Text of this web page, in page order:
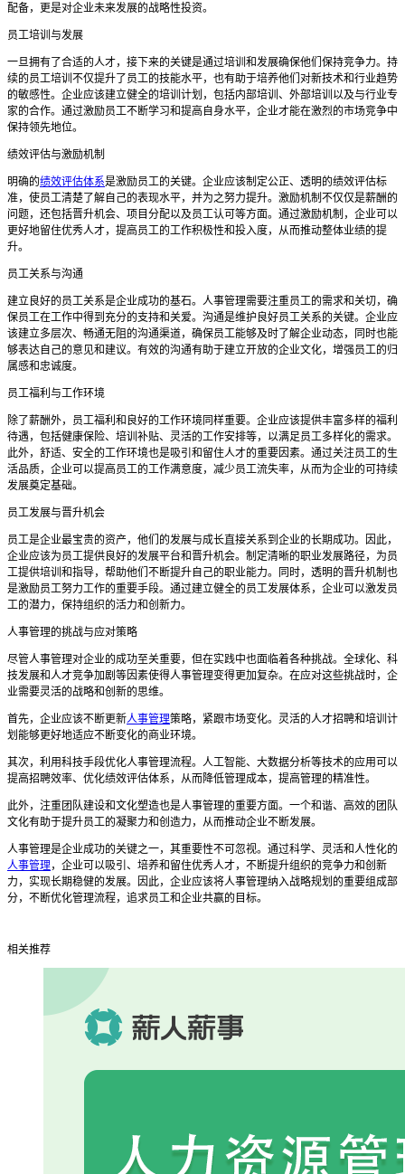
配备，更是对企业未来发展的战略性投资。
员工培训与发展
一旦拥有了合适的人才，接下来的关键是通过培训和发展确保他们保持竞争力。持
续的员工培训不仅提升了员工的技能水平，也有助于培养他们对新技术和行业趋势
的敏感性。企业应该建立健全的培训计划，包括内部培训、外部培训以及与行业专
家的合作。通过激励员工不断学习和提高自身水平，企业才能在激烈的市场竞争中
保持领先地位。
绩效评估与激励机制
明确的绩效评估体系是激励员工的关键。企业应该制定公正、透明的绩效评估标
准，使员工清楚了解自己的表现水平，并为之努力提升。激励机制不仅仅是薪酬的
问题，还包括晋升机会、项目分配以及员工认可等方面。通过激励机制，企业可以
更好地留住优秀人才，提高员工的工作积极性和投入度，从而推动整体业绩的提
升。
员工关系与沟通
建立良好的员工关系是企业成功的基石。人事管理需要注重员工的需求和关切，确
保员工在工作中得到充分的支持和关爱。沟通是维护良好员工关系的关键。企业应
该建立多层次、畅通无阻的沟通渠道，确保员工能够及时了解企业动态，同时也能
够表达自己的意见和建议。有效的沟通有助于建立开放的企业文化，增强员工的归
属感和忠诚度。
员工福利与工作环境
除了薪酬外，员工福利和良好的工作环境同样重要。企业应该提供丰富多样的福利
待遇，包括健康保险、培训补贴、灵活的工作安排等，以满足员工多样化的需求。
此外，舒适、安全的工作环境也是吸引和留住人才的重要因素。通过关注员工的生
活品质，企业可以提高员工的工作满意度，减少员工流失率，从而为企业的可持续
发展奠定基础。
员工发展与晋升机会
员工是企业最宝贵的资产，他们的发展与成长直接关系到企业的长期成功。因此，
企业应该为员工提供良好的发展平台和晋升机会。制定清晰的职业发展路径，为员
工提供培训和指导，帮助他们不断提升自己的职业能力。同时，透明的晋升机制也
是激励员工努力工作的重要手段。通过建立健全的员工发展体系，企业可以激发员
工的潜力，保持组织的活力和创新力。
人事管理的挑战与应对策略
尽管人事管理对企业的成功至关重要，但在实践中也面临着各种挑战。全球化、科
技发展和人才竞争加剧等因素使得人事管理变得更加复杂。在应对这些挑战时，企
业需要灵活的战略和创新的思维。
首先，企业应该不断更新人事管理策略，紧跟市场变化。灵活的人才招聘和培训计
划能够更好地适应不断变化的商业环境。
其次，利用科技手段优化人事管理流程。人工智能、大数据分析等技术的应用可以
提高招聘效率、优化绩效评估体系，从而降低管理成本，提高管理的精准性。
此外，注重团队建设和文化塑造也是人事管理的重要方面。一个和谐、高效的团队
文化有助于提升员工的凝聚力和创造力，从而推动企业不断发展。
人事管理是企业成功的关键之一，其重要性不可忽视。通过科学、灵活和人性化的
人事管理，企业可以吸引、培养和留住优秀人才，不断提升组织的竞争力和创新
力，实现长期稳健的发展。因此，企业应该将人事管理纳入战略规划的重要组成部
分，不断优化管理流程，追求员工和企业共赢的目标。
相关推荐